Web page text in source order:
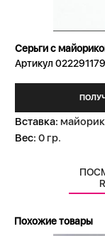
Серьги с
Артикул
Вставка:
Вес: 0 гр.
Похожие товары